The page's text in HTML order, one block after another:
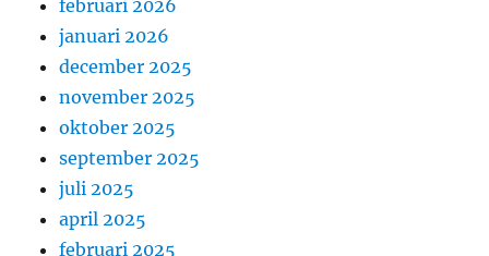
februari 2026
januari 2026
december 2025
november 2025
oktober 2025
september 2025
juli 2025
april 2025
februari 2025